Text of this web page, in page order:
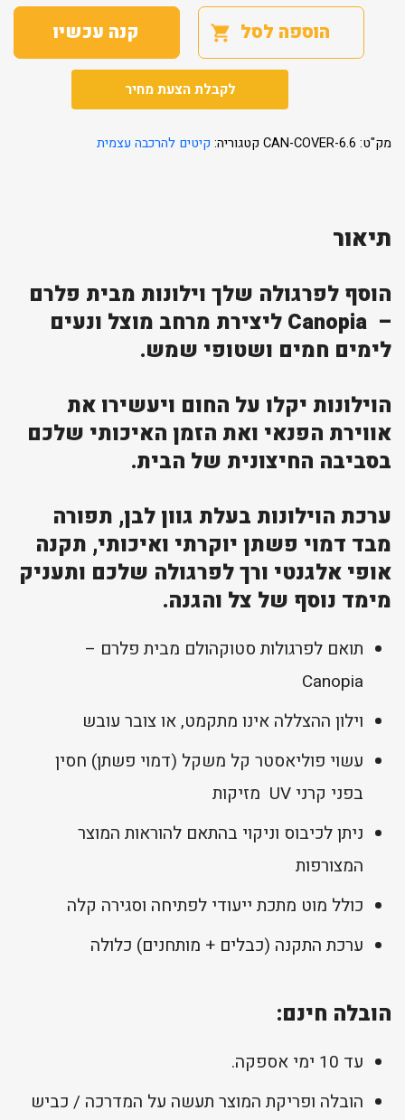
הצללה
STOCKHOLMהוספה לסל קנה עכשיו
לקבלת הצעת מחיר
מק"ט: CAN-COVER-6.6 קטגוריה: קיטים להרכבה עצמית
תיאור
הוסף לפרגולה שלך וילונות מבית פלרם
– Canopia ליצירת מרחב מוצל ונעים
לימים חמים ושטופי שמש.
הוילונות יקלו על החום ויעשירו את
אווירת הפנאי ואת הזמן האיכותי שלכם
בסביבה החיצונית של הבית.
ערכת הוילונות בעלת גוון לבן, תפורה
מבד דמוי פשתן יוקרתי ואיכותי, תקנה
אופי אלגנטי ורך לפרגולה שלכם ותעניק
מימד נוסף של צל והגנה.
תואם לפרגולות סטוקהולם מבית פלרם –
Canopia
וילון ההצללה אינו מתקמט, או צובר עובש
עשוי פוליאסטר קל משקל (דמוי פשתן) חסין
בפני קרני UV מזיקות
ניתן לכיבוס וניקוי בהתאם להוראות המוצר
המצורפות
כולל מוט מתכת ייעודי לפתיחה וסגירה קלה
ערכת התקנה (כבלים + מותחנים) כלולה
הובלה חינם:
עד 10 ימי אספקה.
הובלה ופריקת המוצר תעשה על המדרכה / כביש